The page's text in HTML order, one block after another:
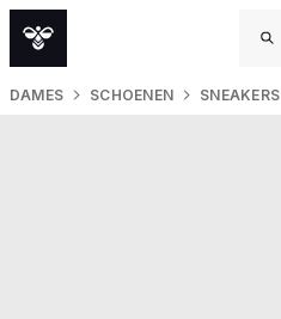
DAMES SCHOENEN SNEAKERS